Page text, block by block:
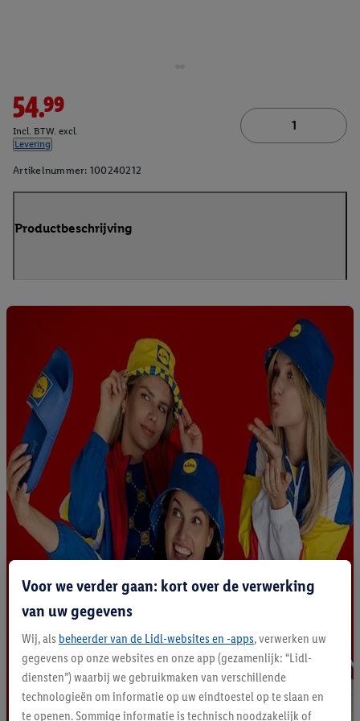
54.99
Incl. BTW. excl.
Levering
Artikelnummer: 100240212
Productbeschrijving
Voor we verder gaan: kort over de verwerking
van uw gegevens
Wij, als beheerder van de Lidl-websites en -apps, verwerken uw
gegevens op onze websites en onze app (gezamenlijk: “Lidl-
diensten”) waarbij we gebruikmaken van verschillende
technologieën om informatie op uw eindtoestel op te slaan en
te openen. Sommige informatie is technisch noodzakelijk of